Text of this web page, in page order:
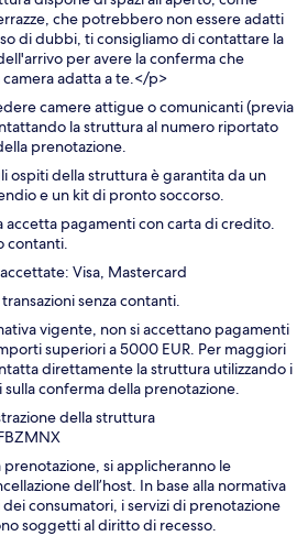
che potrebbero non essere adatti
di dubbi, ti consigliamo di contattare la
per avere la conferma che
adatta a te.</p>
camere attigue o comunicanti (previa
la struttura al numero riportato
prenotazione.
ospiti della struttura è garantita da un
e un kit di pronto soccorso.
accetta pagamenti con carta di credito.
contanti.
Visa, Mastercard
senza contanti.
vigente, non si accettano pagamenti
superiori a 5000 EUR. Per maggiori
direttamente la struttura utilizzando i
conferma della prenotazione.
della struttura
prenotazione, si applicheranno le
dell’host. In base alla normativa
dei consumatori, i servizi di prenotazione
soggetti al diritto di recesso.